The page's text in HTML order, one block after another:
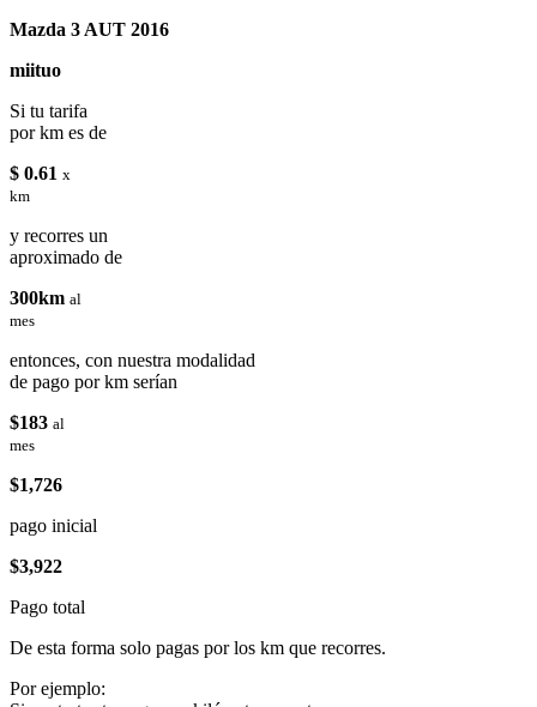
Mazda 3 AUT 2016
miituo
Si tu tarifa
por km es de
$ 0.61 x
km
y recorres un
aproximado de
300km al
mes
entonces, con nuestra modalidad
de pago por km serían
$183 al
mes
$1,726
pago inicial
$3,922
Pago total
De esta forma solo pagas por los km que recorres.
Por ejemplo: